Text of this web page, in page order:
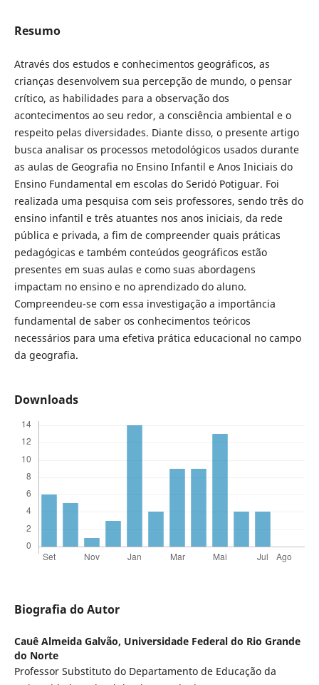
Resumo
Através dos estudos e conhecimentos geográficos, as
crianças desenvolvem sua percepção de mundo, o pensar
crítico, as habilidades para a observação dos
acontecimentos ao seu redor, a consciência ambiental e o
respeito pelas diversidades. Diante disso, o presente artigo
busca analisar os processos metodológicos usados durante
as aulas de Geografia no Ensino Infantil e Anos Iniciais do
Ensino Fundamental em escolas do Seridó Potiguar. Foi
realizada uma pesquisa com seis professores, sendo três do
ensino infantil e três atuantes nos anos iniciais, da rede
pública e privada, a fim de compreender quais práticas
pedagógicas e também conteúdos geográficos estão
presentes em suas aulas e como suas abordagens
impactam no ensino e no aprendizado do aluno.
Compreendeu-se com essa investigação a importância
fundamental de saber os conhecimentos teóricos
necessários para uma efetiva prática educacional no campo
da geografia.
Downloads
Biografia do Autor
Cauê Almeida Galvão, Universidade Federal do Rio Grande
do Norte
Professor Substituto do Departamento de Educação da